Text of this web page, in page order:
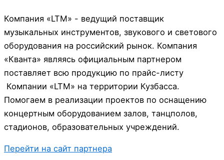
Компания «LTM» - ведущий поставщик
музыкальных инструментов, звукового и светового
оборудования на российский рынок. Компания
«Кванта» являясь официальным партнером
поставляет всю продукцию по прайс-листу
Компании «LTM» на территории Кузбасса.
Помогаем в реализации проектов по оснащению
концертным оборудованием залов, танцполов,
стадионов, образовательных учреждений.
Перейти на сайт партнера